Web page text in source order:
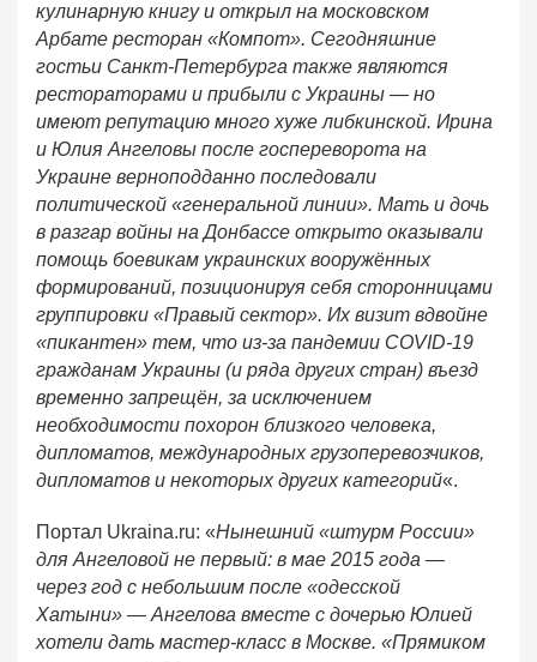
кулинарную книгу и открыл на московском
Арбате ресторан «Компот». Сегодняшние
гостьи Санкт-Петербурга также являются
рестораторами и прибыли с Украины — но
имеют репутацию много хуже либкинской. Ирина
и Юлия Ангеловы после госпереворота на
Украине верноподданно последовали
политической «генеральной линии». Мать и дочь
в разгар войны на Донбассе открыто оказывали
помощь боевикам украинских вооружённых
формирований, позиционируя себя сторонницами
группировки «Правый сектор». Их визит вдвойне
«пикантен» тем, что из-за пандемии COVID-19
гражданам Украины (и ряда других стран) въезд
временно запрещён, за исключением
необходимости похорон близкого человека,
дипломатов, международных грузоперевозчиков,
дипломатов и некоторых других категорий«.
Портал Ukraina.ru: «Нынешний «штурм России»
для Ангеловой не первый: в мае 2015 года —
через год с небольшим после «одесской
Хатыни» — Ангелова вместе с дочерью Юлией
хотели дать мастер-класс в Москве. «Прямиком